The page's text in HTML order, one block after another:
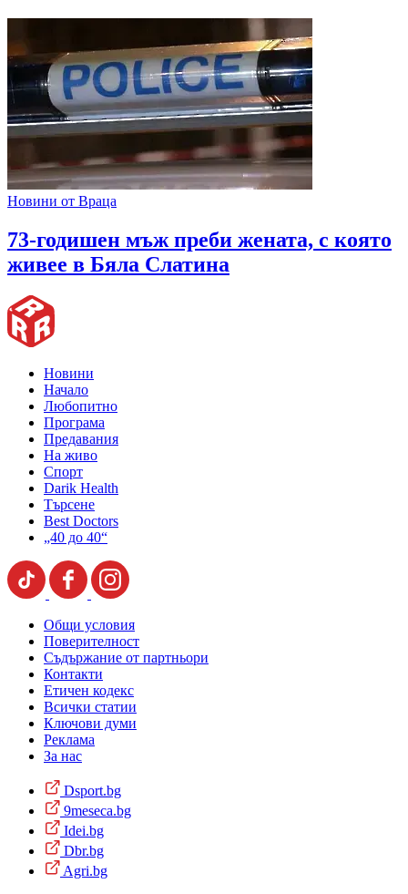
Новини от Враца
73-годишен мъж преби жената, с която
живее в Бяла Слатина
Новини
Начало
Любопитно
Програма
Предавания
На живо
Спорт
Darik Health
Търсене
Best Doctors
„40 до 40“
Общи условия
Поверителност
Съдържание от партньори
Контакти
Етичен кодекс
Всички статии
Ключови думи
Реклама
За нас
Dsport.bg
9meseca.bg
Idei.bg
Dbr.bg
Agri.bg